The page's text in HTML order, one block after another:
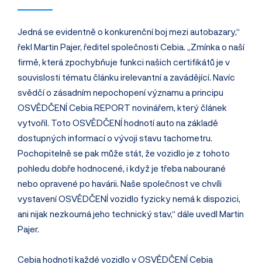
Jedná se evidentně o konkurenční boj mezi autobazary,“
řekl Martin Pajer, ředitel společnosti Cebia. „Zmínka o naší
firmě, která zpochybňuje funkci našich certifikátů je v
souvislosti tématu článku irelevantní a zavádějící. Navíc
svědčí o zásadním nepochopení významu a principu
OSVĚDČENÍ Cebia REPORT novinářem, který článek
vytvořil. Toto OSVĚDČENÍ hodnotí auto na základě
dostupných informací o vývoji stavu tachometru.
Pochopitelně se pak může stát, že vozidlo je z tohoto
pohledu dobře hodnocené, i když je třeba nabourané
nebo opravené po havárii. Naše společnost ve chvíli
vystavení OSVĚDČENÍ vozidlo fyzicky nemá k dispozici,
ani nijak nezkoumá jeho technický stav,“ dále uvedl Martin
Pajer.
Cebia hodnotí každé vozidlo v OSVĚDČENÍ Cebia